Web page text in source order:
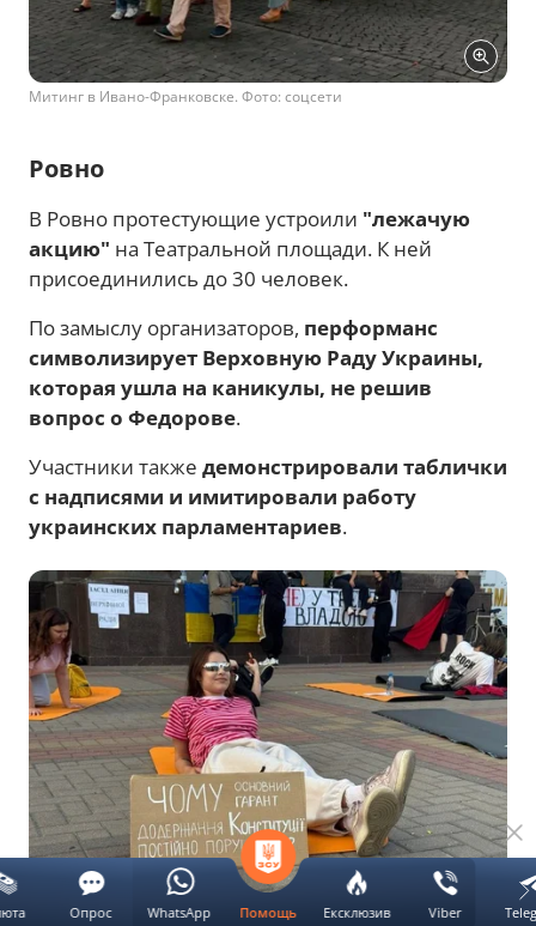
Митинг в Ивано-Франковске. Фото: соцсети
Ровно
В Ровно протестующие устроили "лежачую
акцию" на Театральной площади. К ней
присоединились до 30 человек.
По замыслу организаторов, перформанс
символизирует Верховную Раду Украины,
которая ушла на каникулы, не решив
вопрос о Федорове.
Участники также демонстрировали таблички
с надписями и имитировали работу
украинских парламентариев.
Помощь Ексклюзив Viber
Опрос WhatsApp